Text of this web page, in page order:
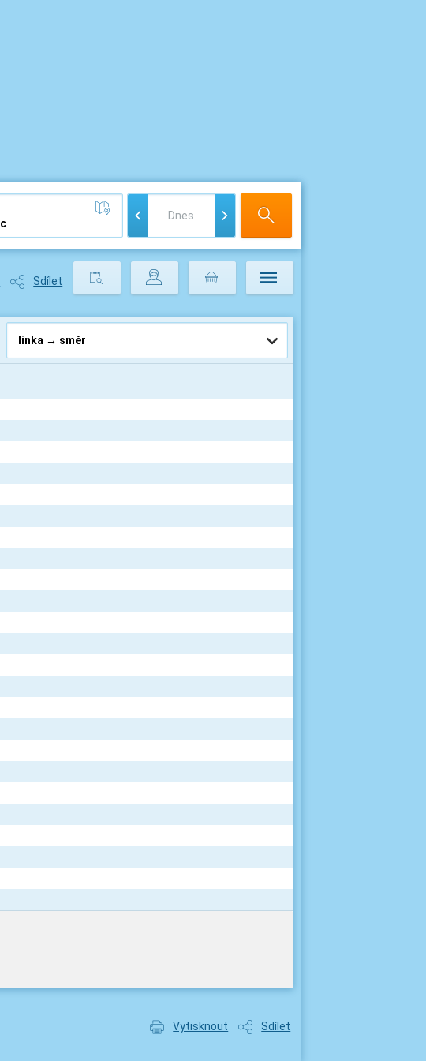
Sdílet
Vytisknout Sdílet